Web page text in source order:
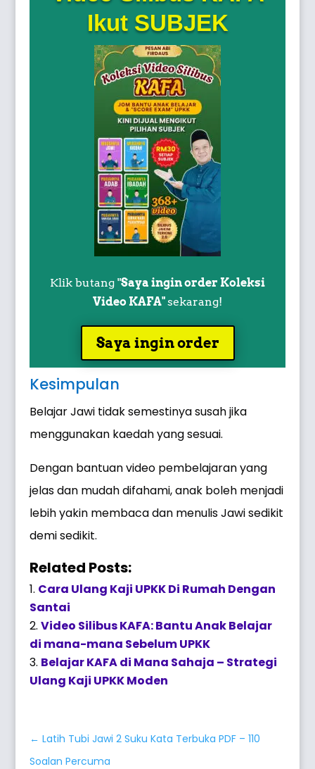
Ikut SUBJEK
Klik butang "Saya ingin order Koleksi
Video KAFA"sekarang!
Saya ingin order
Kesimpulan
Belajar Jawi tidak semestinya susah jika
menggunakan kaedah yang sesuai.
Dengan bantuan video pembelajaran yang
jelas dan mudah difahami, anak boleh menjadi
lebih yakin membaca dan menulis Jawi sedikit
demi sedikit.
Related Posts:
Cara Ulang Kaji UPKK Di Rumah Dengan
Santai
Video Silibus KAFA: Bantu Anak Belajar
di mana-mana Sebelum UPKK
Belajar KAFA di Mana Sahaja – Strategi
Ulang Kaji UPKK Moden
←Latih Tubi Jawi 2 Suku Kata Terbuka PDF – 110
Soalan Percuma